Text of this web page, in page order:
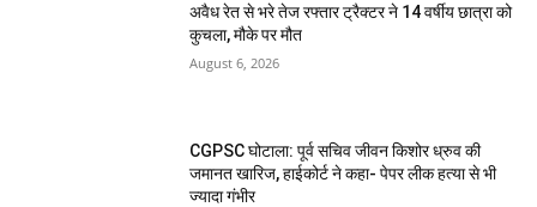
अवैध रेत से भरे तेज रफ्तार ट्रैक्टर ने 14 वर्षीय छात्रा को
कुचला, मौके पर मौत
August 6, 2026
CGPSC घोटाला: पूर्व सचिव जीवन किशोर ध्रुव की
जमानत खारिज, हाईकोर्ट ने कहा- पेपर लीक हत्या से भी
ज्यादा गंभीर